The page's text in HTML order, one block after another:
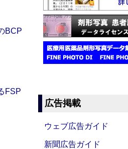
BCP
FSP
広告掲載
ウェブ広告ガイド
新聞広告ガイド